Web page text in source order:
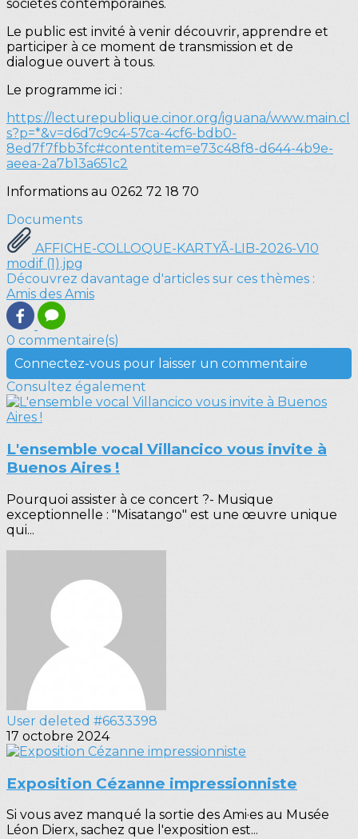
sociétés contemporaines.
Le public est invité à venir découvrir, apprendre et
participer à ce moment de transmission et de
dialogue ouvert à tous.
Le programme ici :
https://lecturepublique.cinor.org/iguana/www.main.cl
s?p=*&v=d6d7c9c4-57ca-4cf6-bdb0-
8ed7f7fbb3fc#contentitem=e73c48f8-d644-4b9e-
aeea-2a7b13a651c2
Informations au 0262 72 18 70
Documents
AFFICHE-COLLOQUE-KARTYÃ-LIB-2026-V10
modif (1).jpg
Découvrez davantage d'articles sur ces thèmes :
Amis des Amis
0 commentaire(s)
Connectez-vous pour laisser un commentaire
Consultez également
L'ensemble vocal Villancico vous invite à
Buenos Aires !
Pourquoi assister à ce concert ?- Musique
exceptionnelle : "Misatango" est une œuvre unique
qui...
User deleted #6633398
17 octobre 2024
Exposition Cézanne impressionniste
Si vous avez manqué la sortie des Ami·es au Musée
Léon Dierx, sachez que l'exposition est...